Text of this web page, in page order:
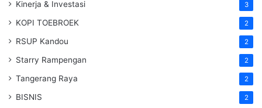
Kinerja & Investasi 3
KOPI TOEBROEK 2
RSUP Kandou 2
Starry Rampengan 2
Tangerang Raya 2
BISNIS 2